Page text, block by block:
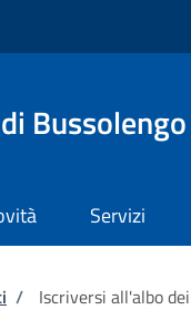
Bussolengo
Servizi
/ Iscriversi all'albo